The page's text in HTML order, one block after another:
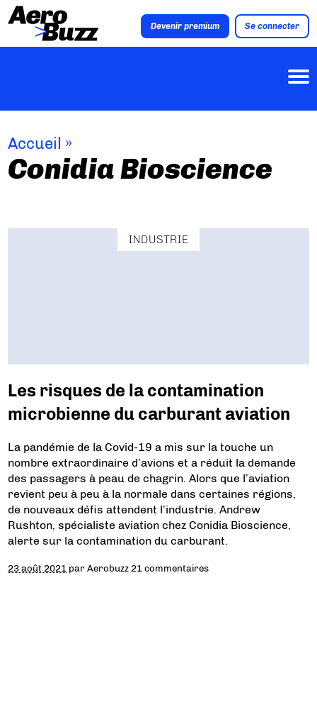
Devenir premium Se connecter
Accueil »
Conidia Bioscience
INDUSTRIE
Les risques de la contamination
microbienne du carburant aviation
La pandémie de la Covid-19 a mis sur la touche un
nombre extraordinaire d’avions et a réduit la demande
des passagers à peau de chagrin. Alors que l’aviation
revient peu à peu à la normale dans certaines régions,
de nouveaux défis attendent l’industrie. Andrew
Rushton, spécialiste aviation chez Conidia Bioscience,
alerte sur la contamination du carburant.
23 août 2021 parAerobuzz 21 commentaires